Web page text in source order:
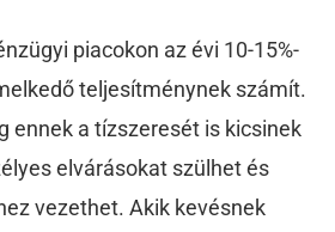
piacokon az évi 10-15%-
teljesítménynek számít.
ennek a tízszeresét is kicsinek
elvárásokat szülhet és
vezethet. Akik kevésnek